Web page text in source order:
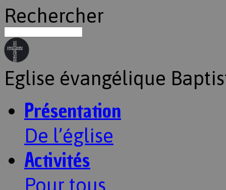
Rechercher
Eglise évangélique
Présentation
De l’église
Activités
Pour tous